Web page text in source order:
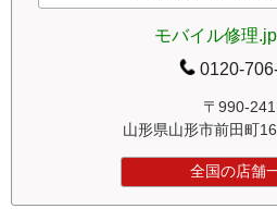
モバイル修理
0120-
〒990-
山形県山形市前田町
全国の店舗